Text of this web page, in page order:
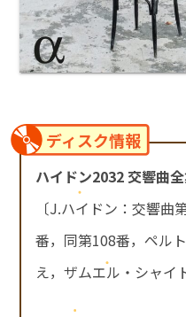
ディスク情報
ハイドン2032 交響曲
〔J.ハイドン：交響
番，同第108番，ペル
え，ザムエル・シャイ